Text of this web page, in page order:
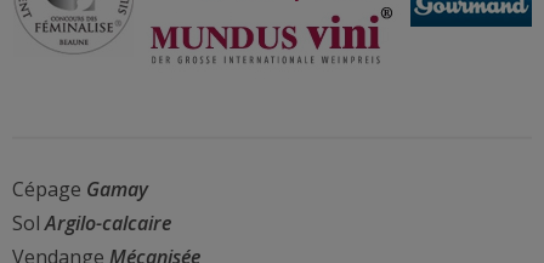
Cépage Gamay
SolArgilo-calcaire
Vendange Mécanisée